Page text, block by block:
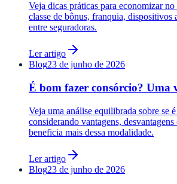
Veja dicas práticas para economizar
classe de bônus, franquia, dispositivos
entre seguradoras.
Ler artigo
Blog23 de junho de 2026
É bom fazer consórcio? Uma
Veja uma análise equilibrada sobre se
considerando vantagens,
beneficia mais dessa modalidade.
Ler artigo
Blog23 de junho de 2026